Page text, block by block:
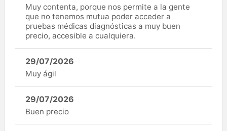
Muy contenta, porque nos permite a la gente
que no tenemos mutua poder acceder a
pruebas médicas diagnósticas a muy buen
precio, accesible a cualquiera.
29/07/2026
Muy ágil
29/07/2026
Buen precio